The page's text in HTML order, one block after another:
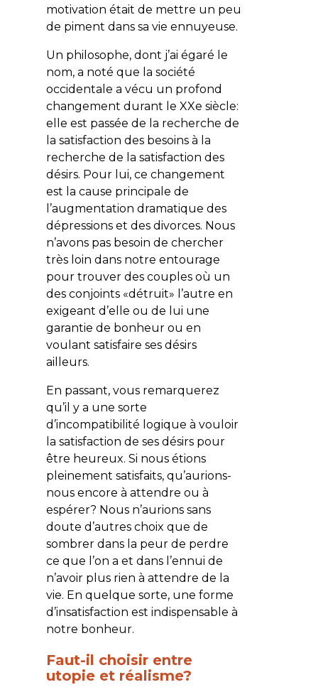
motivation était de mettre un peu
de piment dans sa vie ennuyeuse.
Un philosophe, dont j’ai égaré le
nom, a noté que la société
occidentale a vécu un profond
changement durant le XXe siècle:
elle est passée de la recherche de
la satisfaction des besoins à la
recherche de la satisfaction des
désirs. Pour lui, ce changement
est la cause principale de
l’augmentation dramatique des
dépressions et des divorces. Nous
n’avons pas besoin de chercher
très loin dans notre entourage
pour trouver des couples où un
des conjoints «détruit» l’autre en
exigeant d’elle ou de lui une
garantie de bonheur ou en
voulant satisfaire ses désirs
ailleurs.
En passant, vous remarquerez
qu’il y a une sorte
d’incompatibilité logique à vouloir
la satisfaction de ses désirs pour
être heureux. Si nous étions
pleinement satisfaits, qu’aurions-
nous encore à attendre ou à
espérer? Nous n’aurions sans
doute d’autres choix que de
sombrer dans la peur de perdre
ce que l’on a et dans l’ennui de
n’avoir plus rien à attendre de la
vie. En quelque sorte, une forme
d’insatisfaction est indispensable à
notre bonheur.
Faut-il choisir entre
utopie et réalisme?